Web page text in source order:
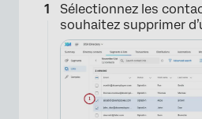
Sélectionnez les
souhaitez supprimer